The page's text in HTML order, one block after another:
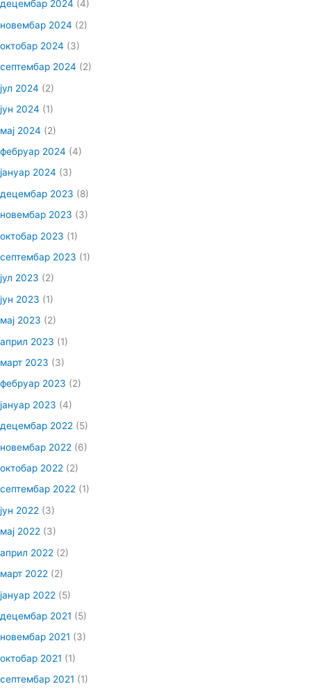
децембар 2024 (4)
новембар 2024 (2)
октобар 2024 (3)
септембар 2024 (2)
јул 2024 (2)
јун 2024 (1)
мај 2024 (2)
фебруар 2024 (4)
јануар 2024 (3)
децембар 2023 (8)
новембар 2023 (3)
октобар 2023 (1)
септембар 2023 (1)
јул 2023 (2)
јун 2023 (1)
мај 2023 (2)
април 2023 (1)
март 2023 (3)
фебруар 2023 (2)
јануар 2023 (4)
децембар 2022 (5)
новембар 2022 (6)
октобар 2022 (2)
септембар 2022 (1)
јун 2022 (3)
мај 2022 (3)
април 2022 (2)
март 2022 (2)
јануар 2022 (5)
децембар 2021 (5)
новембар 2021 (3)
октобар 2021 (1)
септембар 2021 (1)